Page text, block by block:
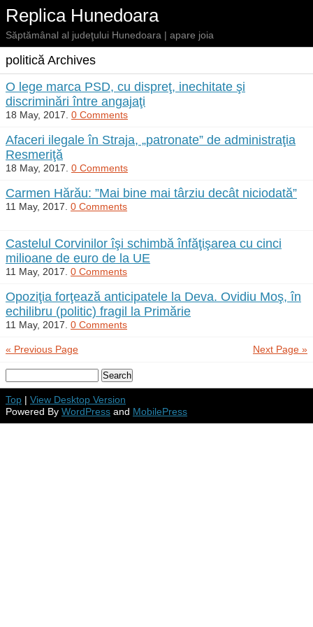
Replica Hunedoara
Săptămânal al judeţului Hunedoara | apare joia
politică Archives
O lege marca PSD, cu dispreţ, inechitate şi
discriminări între angajaţi
18 May, 2017. 0 Comments
Afaceri ilegale în Straja, „patronate” de administraţia
Resmeriţă
18 May, 2017. 0 Comments
Carmen Hărău: ”Mai bine mai târziu decât niciodată”
11 May, 2017. 0 Comments
Castelul Corvinilor îşi schimbă înfăţişarea cu cinci
milioane de euro de la UE
11 May, 2017. 0 Comments
Opoziţia forţează anticipatele la Deva. Ovidiu Moş, în
echilibru (politic) fragil la Primărie
11 May, 2017. 0 Comments
Next Page »
« Previous Page
Top | View Desktop Version
Powered By WordPress and MobilePress